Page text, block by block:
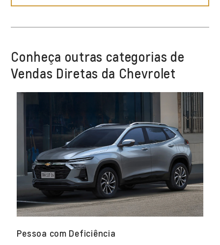
Conheça outras categorias de
Vendas Diretas da Chevrolet
Pessoa com Deficiência